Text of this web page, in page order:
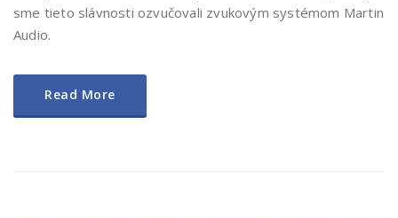
sme tieto slávnosti ozvučovali zvukovým systémom Martin
Audio.
Read More